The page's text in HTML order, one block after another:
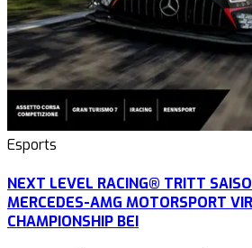
Esports
NEXT LEVEL RACING® TRITT
MERCEDES-AMG MOTORSPORT
CHAMPIONSHIP BEI